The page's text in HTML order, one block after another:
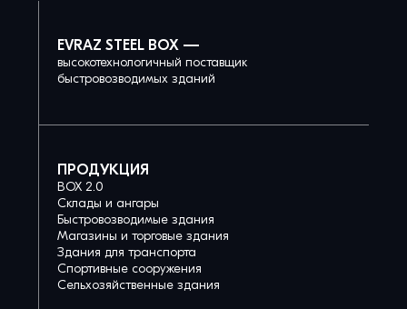
EVRAZ STEEL BOX —
высокотехнологичный поставщик
быстровозводимых зданий
ПРОДУКЦИЯ
BOX 2.0
Склады и ангары
Быстровозводимые здания
Магазины и торговые здания
Здания для транспорта
Спортивные сооружения
Сельхозяйственные здания